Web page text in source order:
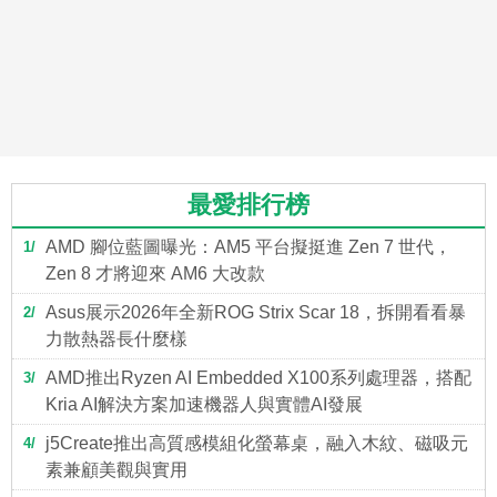
最愛排行榜
1
AMD 腳位藍圖曝光：AM5 平台擬挺進 Zen 7 世代，
Zen 8 才將迎來 AM6 大改款
2
Asus展示2026年全新ROG Strix Scar 18，拆開看看暴
力散熱器長什麼樣
3
AMD推出Ryzen AI Embedded X100系列處理器，搭配
Kria AI解決方案加速機器人與實體AI發展
4
j5Create推出高質感模組化螢幕桌，融入木紋、磁吸元
素兼顧美觀與實用